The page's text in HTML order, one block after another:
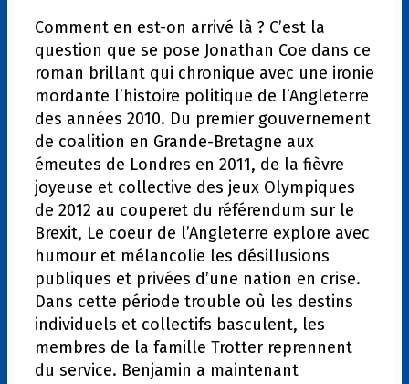
Comment en est-on arrivé là ? C’est la
question que se pose Jonathan Coe dans ce
roman brillant qui chronique avec une ironie
mordante l’histoire politique de l’Angleterre
des années 2010. Du premier gouvernement
de coalition en Grande-Bretagne aux
émeutes de Londres en 2011, de la fièvre
joyeuse et collective des jeux Olympiques
de 2012 au couperet du référendum sur le
Brexit, Le coeur de l’Angleterre explore avec
humour et mélancolie les désillusions
publiques et privées d’une nation en crise.
Dans cette période trouble où les destins
individuels et collectifs basculent, les
membres de la famille Trotter reprennent
du service. Benjamin a maintenant